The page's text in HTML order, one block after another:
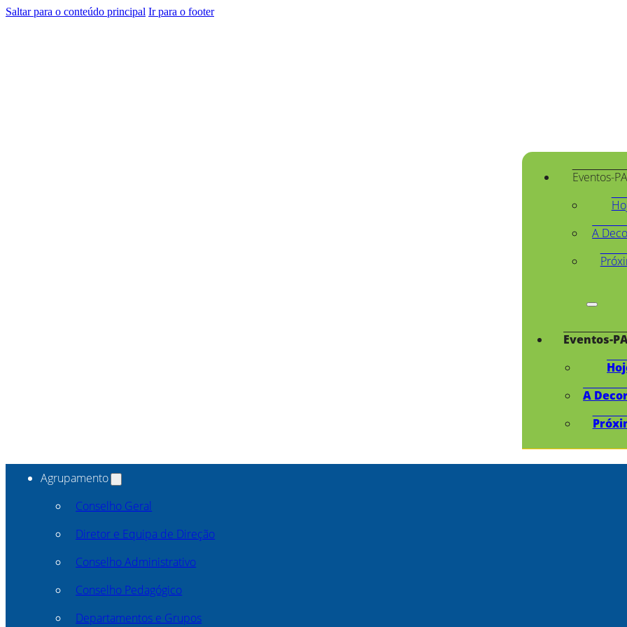
Saltar para o conteúdo principal Ir para o footer
Eventos-
A
Eventos-
A
Agrupamento
Conselho Geral
Diretor e Equipa de Direção
Conselho Administrativo
Conselho Pedagógico
Departamentos e Grupos